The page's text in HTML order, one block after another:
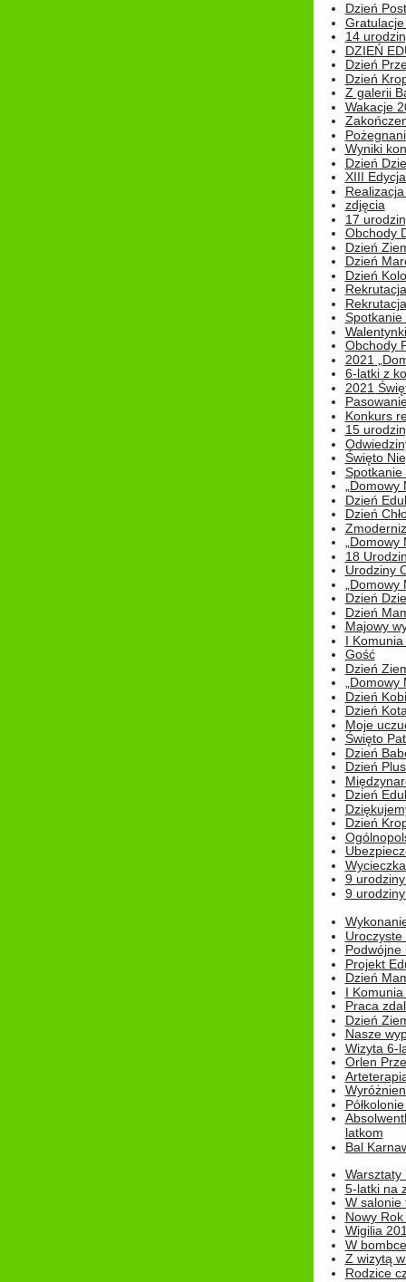
Dzień
14
DZIEŃ
Dzień
Dzień
Z galerii
Wakacje
Wyniki
Dzień
XIII
zdjęcia
17
Obchody
Dzień
Dzień
Dzień
Rekrutacja
Spotkanie
Obchody
2021
6-latki z
2021
Konkurs
15
Święto
Spotkanie
Dzień
Dzień
18
Urodziny
Dzień
Dzień
Majowy
I
Gość
Dzień
Dzień
Dzień
Moje
Święto
Dzień
Dzień
Dzień
Dzień
9
9
Podwójne
Projekt
Dzień
I
Praca
Dzień
Nasze
Wizyta 6-
Orlen
latkom
Bal
Warsztaty
5-latki na
W salonie
Nowy
Wigilia
W bombce
Z wizytą
Rodzice